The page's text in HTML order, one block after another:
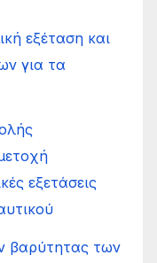
εξέταση και
για τα
εξετάσεις
βαρύτητας των